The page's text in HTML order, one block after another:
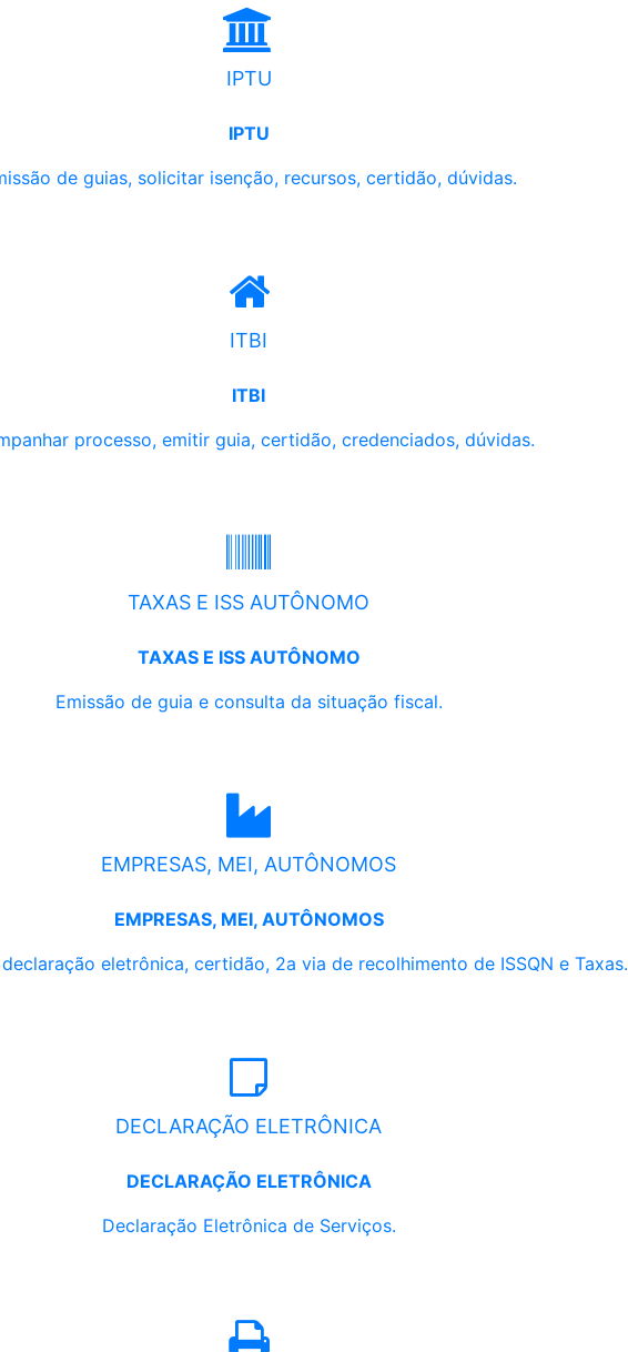
IPTU
IPTU
de guias, solicitar isenção, recursos, certidão, dúvidas.
ITBI
ITBI
processo, emitir guia, certidão, credenciados, dúvidas.
TAXAS E ISS AUTÔNOMO
TAXAS E ISS AUTÔNOMO
Emissão de guia e consulta da situação fiscal.
EMPRESAS, MEI, AUTÔNOMOS
EMPRESAS, MEI, AUTÔNOMOS
eletrônica, certidão, 2a via de recolhimento de ISSQN e Taxas.
DECLARAÇÃO ELETRÔNICA
DECLARAÇÃO ELETRÔNICA
Declaração Eletrônica de Serviços.